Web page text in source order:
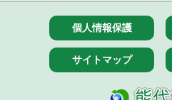
個人情報保護
サイトマップ